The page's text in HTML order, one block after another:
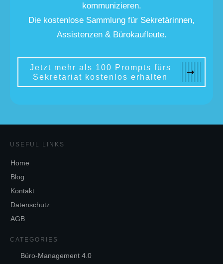
kommunizieren.
Die kostenlose Sammlung für Sekretärinnen,
Assistenzen & Bürokaufleute.
Jetzt mehr als 100 Prompts fürs
Sekretariat kostenlos erhalten
USEFUL LINKS
Home
Blog
Kontakt
Datenschutz
AGB
CATEGORIES
Büro-Management 4.0